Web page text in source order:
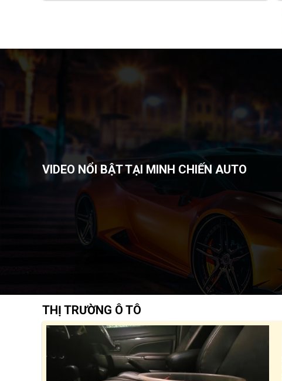
VIDEO NỔI BẬT TẠI MINH CHIẾN AUTO
THỊ TRƯỜNG Ô TÔ